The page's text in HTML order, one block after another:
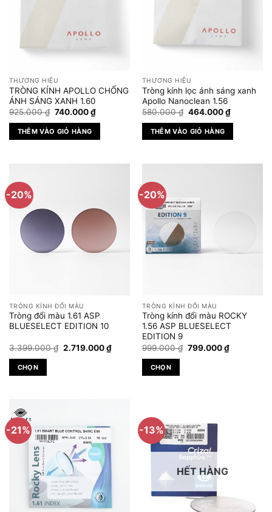
THƯƠNG HIỆU
TRÒNG KÍNH APOLLO CHỐNG
ÁNH SÁNG XANH 1.60
925.000₫ Giá
là:
925.000 ₫.
740.000₫Giá
hiện
740.000 ₫.
THÊM VÀO GIỎ HÀNG
THƯƠNG HIỆU
Tròng kính lọc ánh sáng xanh
Apollo Nanoclean 1.56
580.000₫ Giá
là:
580.000 ₫.
464.000₫Giá
hiện
464.000
THÊM VÀO GIỎ HÀNG
-20%
TRÒNG KÍNH ĐỔI MÀU
Tròng đổi màu 1.61 ASP
BLUESELECT EDITION 10
3.399.000₫ Giá
2.719.000₫Giá
hiện
2.719.000 ₫.
CHỌN
này
có
nhiều
biến
-20%
TRÒNG KÍNH ĐỔI MÀU
Tròng kính đổi màu ROCKY
1.56 ASP BLUESELECT
EDITION 9
999.000₫ Giá
799.000₫Giá
hiện
CHỌN
có
nhiều
biến
chọn
-21% -13%
HẾT HÀNG